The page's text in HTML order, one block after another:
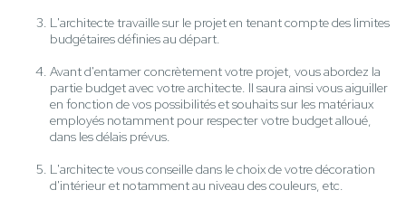
L'architecte travaille sur le projet en tenant compte des limites
budgétaires définies au départ.
Avant d'entamer concrètement votre projet, vous abordez la
partie budget avec votre architecte. Il saura ainsi vous aiguiller
en fonction de vos possibilités et souhaits sur les matériaux
employés notamment pour respecter votre budget alloué,
dans les délais prévus.
L'architecte vous conseille dans le choix de votre décoration
d'intérieur et notamment au niveau des couleurs, etc.